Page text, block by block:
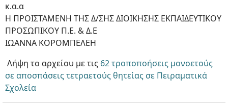
κ.α.α
Η ΠΡΟΙΣΤΑΜΕΝΗ ΤΗΣ Δ/ΣΗΣ ΔΙΟΙΚΗΣΗΣ ΕΚΠΑΙΔΕΥΤΙΚΟΥ
ΠΡΟΣΩΠΙΚΟΥ Π.Ε. & Δ.Ε
ΙΩΑΝΝΑ ΚΟΡΟΜΠΕΛΕΗ
Λήψη το αρχείου με τις 62 τροποποήσεις μονοετούς
σε αποσπάσεις τετραετούς θητείας σε Πειραματικά
Σχολεία